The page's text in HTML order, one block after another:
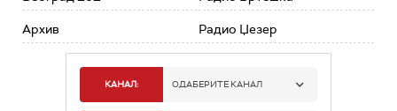
Архив Радио Џезер
КАНАЛ: ОДАБЕРИТЕ КАНАЛ